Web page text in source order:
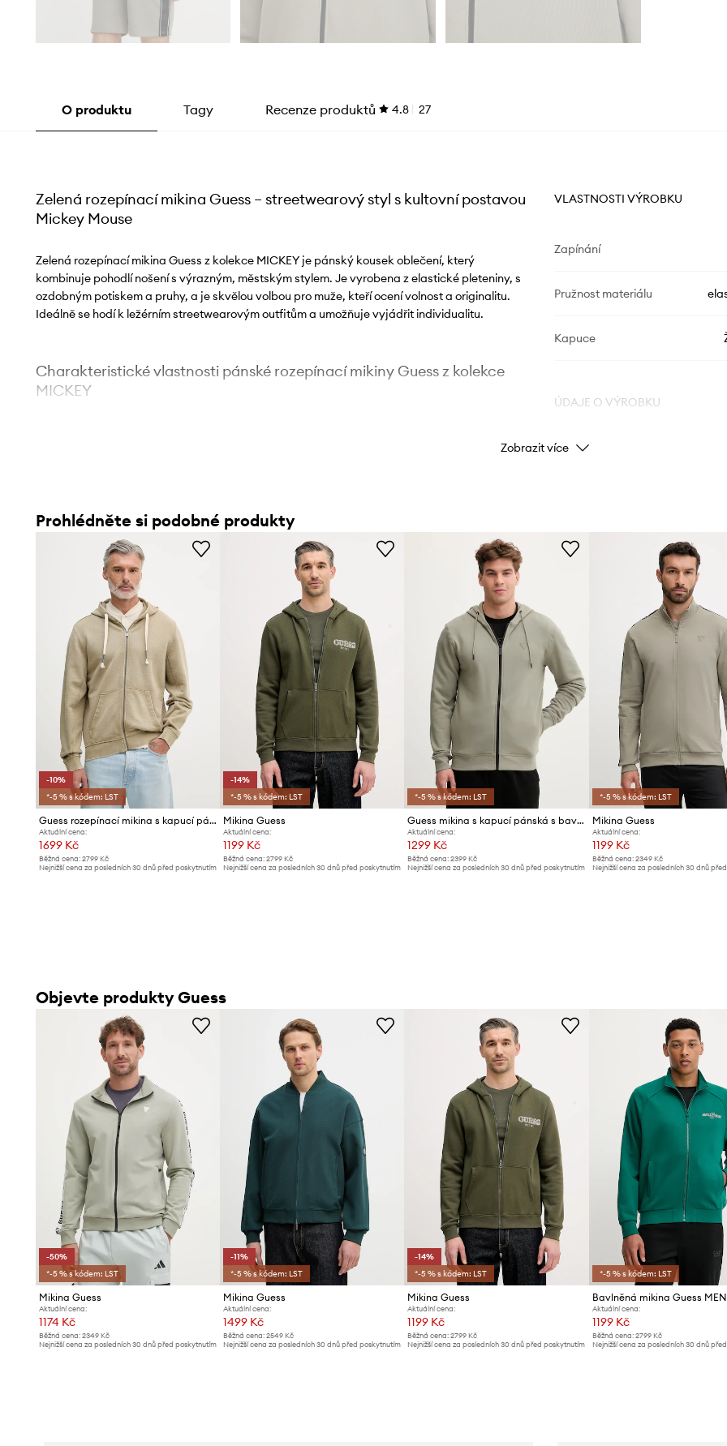
O produktu Tagy Recenze produktů 4.8 27
Zelená rozepínací mikina Guess – streetwearový styl s kultovní postavou
Mickey Mouse
Zelená rozepínací mikina Guess z kolekce MICKEY je pánský kousek oblečení, který
kombinuje pohodlí nošení s výrazným, městským stylem. Je vyrobena z elastické pleteniny, s
ozdobným potiskem a pruhy, a je skvělou volbou pro muže, kteří ocení volnost a originalitu.
Ideálně se hodí k ležérním streetwearovým outfitům a umožňuje vyjádřit individualitu.
Charakteristické vlastnosti pánské rozepínací mikiny Guess z kolekce
MICKEY
Elastický materiál podporuje volnost pohybu a přizpůsobení tělu
Rozepínací design usnadňuje oblékání a regulaci teploty
Měkká pletenina s bavlnou přispívá k příjemnému pocitu na pokožce
Praktické boční kapsy umožňují uložení drobných předmětů
Ozdobný potisk s logem podtrhuje příslušnost ke kolekci MICKEY
Pruhy podél rukávů dodávají dynamický akcent
Stahovací lemy na spodním okraji a manžetáchpřispívají k lepšímu
přizpůsobení
Výstřih typu stojáčekdodává mikině sportovní charakter
VLASTNOSTI VÝROBKU
Zapínání
Pružnost materiálu
Kapuce
ÚDAJE O VÝROBKU
Kód výrobce
Barva
ID produktu
Zobrazit více
Prohlédněte si podobné produkty
-10%
*-5 % s kódem: LST
Guess rozepínací mikina s kapucí pánská bavlněná
Aktuální cena:
1699 Kč
Běžná cena: 2799 Kč
Nejnižší cena za posledních 30 dnů před poskytnutím
-14%
*-5 % s kódem: LST
Mikina Guess
Aktuální cena:
1199 Kč
Běžná cena:2799 Kč
Nejnižší cena za posledních 30 dnů před poskytnutím
*-5 % s kódem: LST
Guess mikina s kapucí pánská s bavlnou ALDWIN
Aktuální cena:
1299 Kč
Běžná cena: 2399 Kč
Nejnižší cena za posledních 30 dnů před poskytnutím
*-5 % s kódem: LST
Mikina Guess
Aktuální cena:
1199 Kč
Běžná cena: 2349 Kč
Nejnižší cena za posledních 30 dnů
Objevte produkty Guess
-50%
*-5 % s kódem: LST
Mikina Guess
Aktuální cena:
1174 Kč
Běžná cena: 2349 Kč
Nejnižší cena za posledních 30 dnů před poskytnutím
-11%
*-5 % s kódem: LST
Mikina Guess
Aktuální cena:
1499 Kč
Běžná cena:2549 Kč
Nejnižší cena za posledních 30 dnů před poskytnutím
-14%
*-5 % s kódem: LST
Mikina Guess
Aktuální cena:
1199 Kč
Běžná cena: 2799 Kč
Nejnižší cena za posledních 30 dnů před poskytnutím
*-5 % s kódem: LST
Bavlněná mikina Guess
Aktuální cena:
1199 Kč
Běžná cena: 2799 Kč
Nejnižší cena za posledních 30 dnů